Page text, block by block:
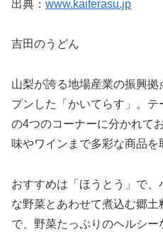
出典： www.kaiterasu.jp
吉田のうどん
山梨が誇る地場産業の振興
プンした「かいてらす」。テ
の4つのコーナーに分かれて
味やワインまで多彩な商品を
おすすめは「ほうとう」で
な野菜とあわせて煮込む郷
で、野菜たっぷりのヘルシ